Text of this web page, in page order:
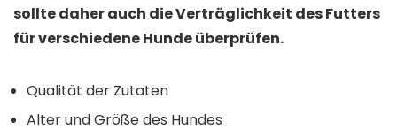
sollte daher auch die Verträglichkeit des Futters
für verschiedene Hunde überprüfen.
Qualität der Zutaten
Alter und Größe des Hundes